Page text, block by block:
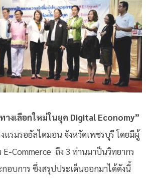
างเลือกใหม่ในยุค Digital Economy”
แรมรอยัลไดมอน จังหวัดเพชรบุรี โดยมีผู้
E-Commerce ถึง 3 ท่านมาป็นวิทยากร
อบการ ซึ่งสรุปประเด็นออกมาได้ดังนี้